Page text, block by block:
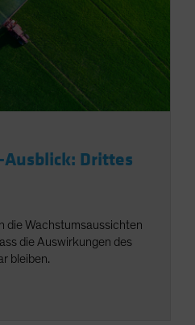
Drittes
die Wachstumsaussichten
die Auswirkungen des
bleiben.